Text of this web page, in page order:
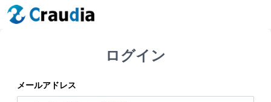
ログイン
メールアドレス